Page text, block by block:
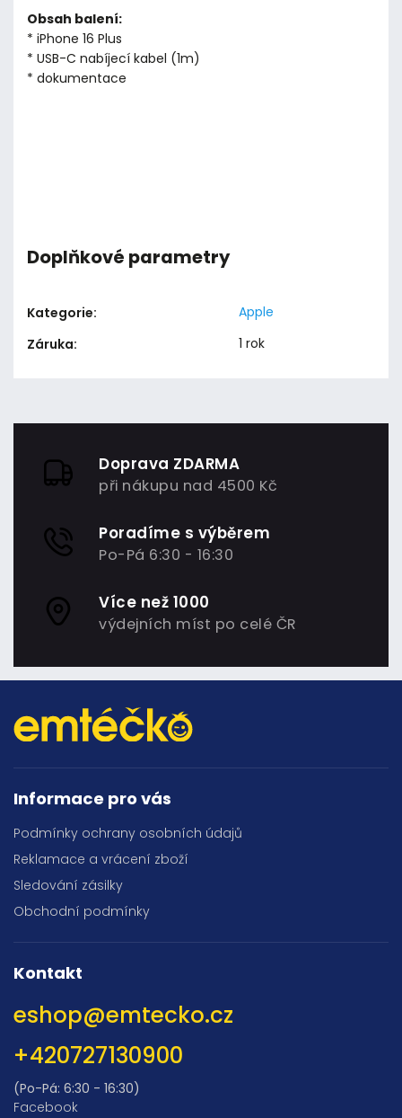
Obsah balení:
* iPhone 16 Plus
* USB-C nabíjecí kabel (1m)
* dokumentace
Doplňkové parametry
Kategorie:
Apple
Záruka: 1 rok
Doprava ZDARMA
při nákupu nad 4500 Kč
Poradíme s výběrem
Po-Pá 6:30 - 16:30
Více než 1000
výdejních míst po celé ČR
Informace pro vás
Podmínky ochrany osobních údajů
Reklamace a vrácení zboží
Sledování zásilky
Obchodní podmínky
Kontakt
eshop@emtecko.cz
+420727130900
(Po-Pá: 6:30 - 16:30)
Facebook